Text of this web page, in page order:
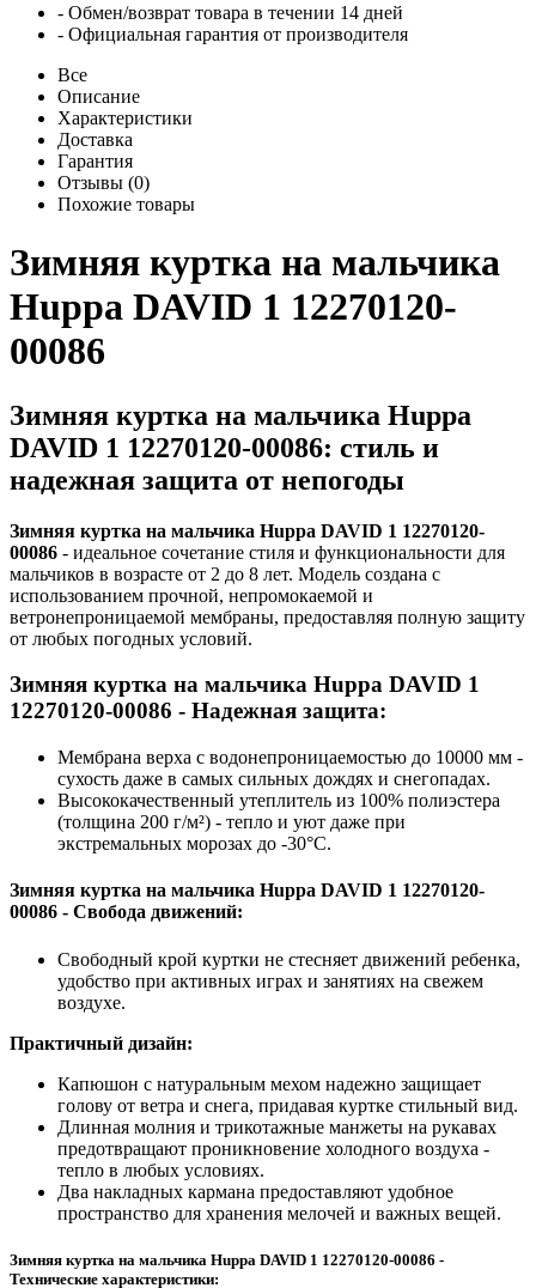
- Обмен/возврат товара в течении 14 дней
- Официальная гарантия от производителя
Все
Описание
Характеристики
Доставка
Гарантия
Отзывы (0)
Похожие товары
Зимняя куртка на мальчика
Huppa DAVID 1 12270120-
00086
Зимняя куртка на мальчика Huppa
DAVID 1 12270120-00086: cтиль и
надежная защита от непогоды
Зимняя куртка на мальчика Huppa DAVID 1 12270120-
00086 - идеальное сочетание стиля и функциональности для
мальчиков в возрасте от 2 до 8 лет. Модель создана с
использованием прочной, непромокаемой и
ветронепроницаемой мембраны, предоставляя полную защиту
от любых погодных условий.
Зимняя куртка на мальчика Huppa DAVID 1
12270120-00086 - Надежная защита:
Мембрана верха с водонепроницаемостью до 10000 мм -
сухость даже в самых сильных дождях и снегопадах.
Высококачественный утеплитель из 100% полиэстера
(толщина 200 г/м²) - тепло и уют даже при
экстремальных морозах до -30°C.
Зимняя куртка на мальчика Huppa DAVID 1 12270120-
00086 - Свобода движений:
Свободный крой куртки не стесняет движений ребенка,
удобство при активных играх и занятиях на свежем
воздухе.
Практичный дизайн:
Капюшон с натуральным мехом надежно защищает
голову от ветра и снега, придавая куртке стильный вид.
Длинная молния и трикотажные манжеты на рукавах
предотвращают проникновение холодного воздуха -
тепло в любых условиях.
Два накладных кармана предоставляют удобное
пространство для хранения мелочей и важных вещей.
Зимняя куртка на мальчика Huppa DAVID 1 12270120-00086 -
Технические характеристики: